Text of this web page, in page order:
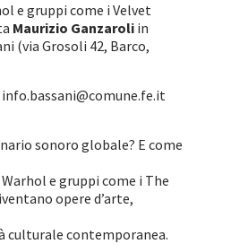
e gruppi come i Velvet
Maurizio Ganzaroli in
(via Grosoli 42, Barco,
sonoro globale? E come
e gruppi come i The
opere d’arte,
culturale contemporanea.